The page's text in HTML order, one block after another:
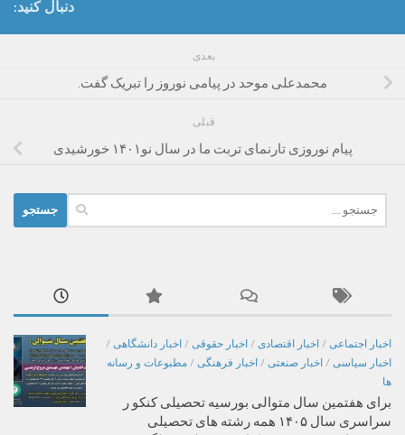
دنبال کنید:
بعدی
محمدعلی موحد در پیامی نوروز را تبریک گفت.
قبلی
پیام نوروزی تارنمای تربت ما در سال نو۱۴۰۱ خورشیدی
برای:
اخبار اجتماعی / اخبار اقتصادی / اخبار حقوقی / اخبار دانشگاهی /
اخبار سیاسی / اخبار صنعتی / اخبار فرهنگی / مطبوعات و رسانه
ها
برای هفتمین سال متوالی بورسیه تحصیلی کنکو ر
سراسری سال ۱۴۰۵ همه رشته های تحصیلی